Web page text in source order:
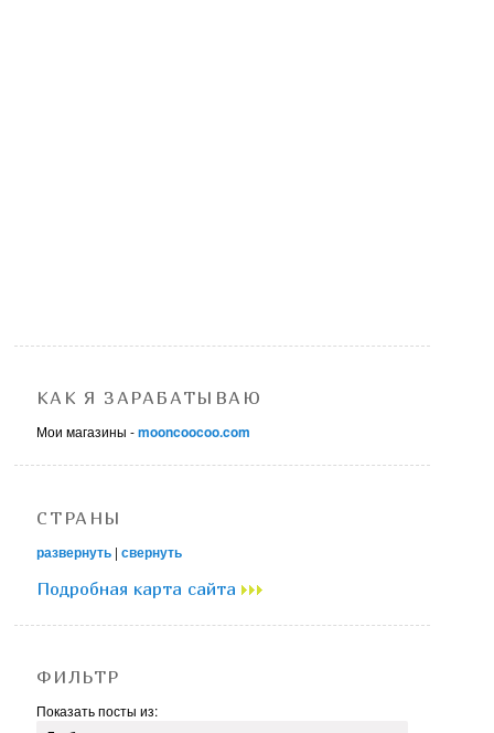
КАК Я ЗАРАБАТЫВАЮ
Мои магазины -mooncoocoo.com
СТРАНЫ
развернуть |свернуть
Подробная карта сайта
ФИЛЬТР
Показать посты из: